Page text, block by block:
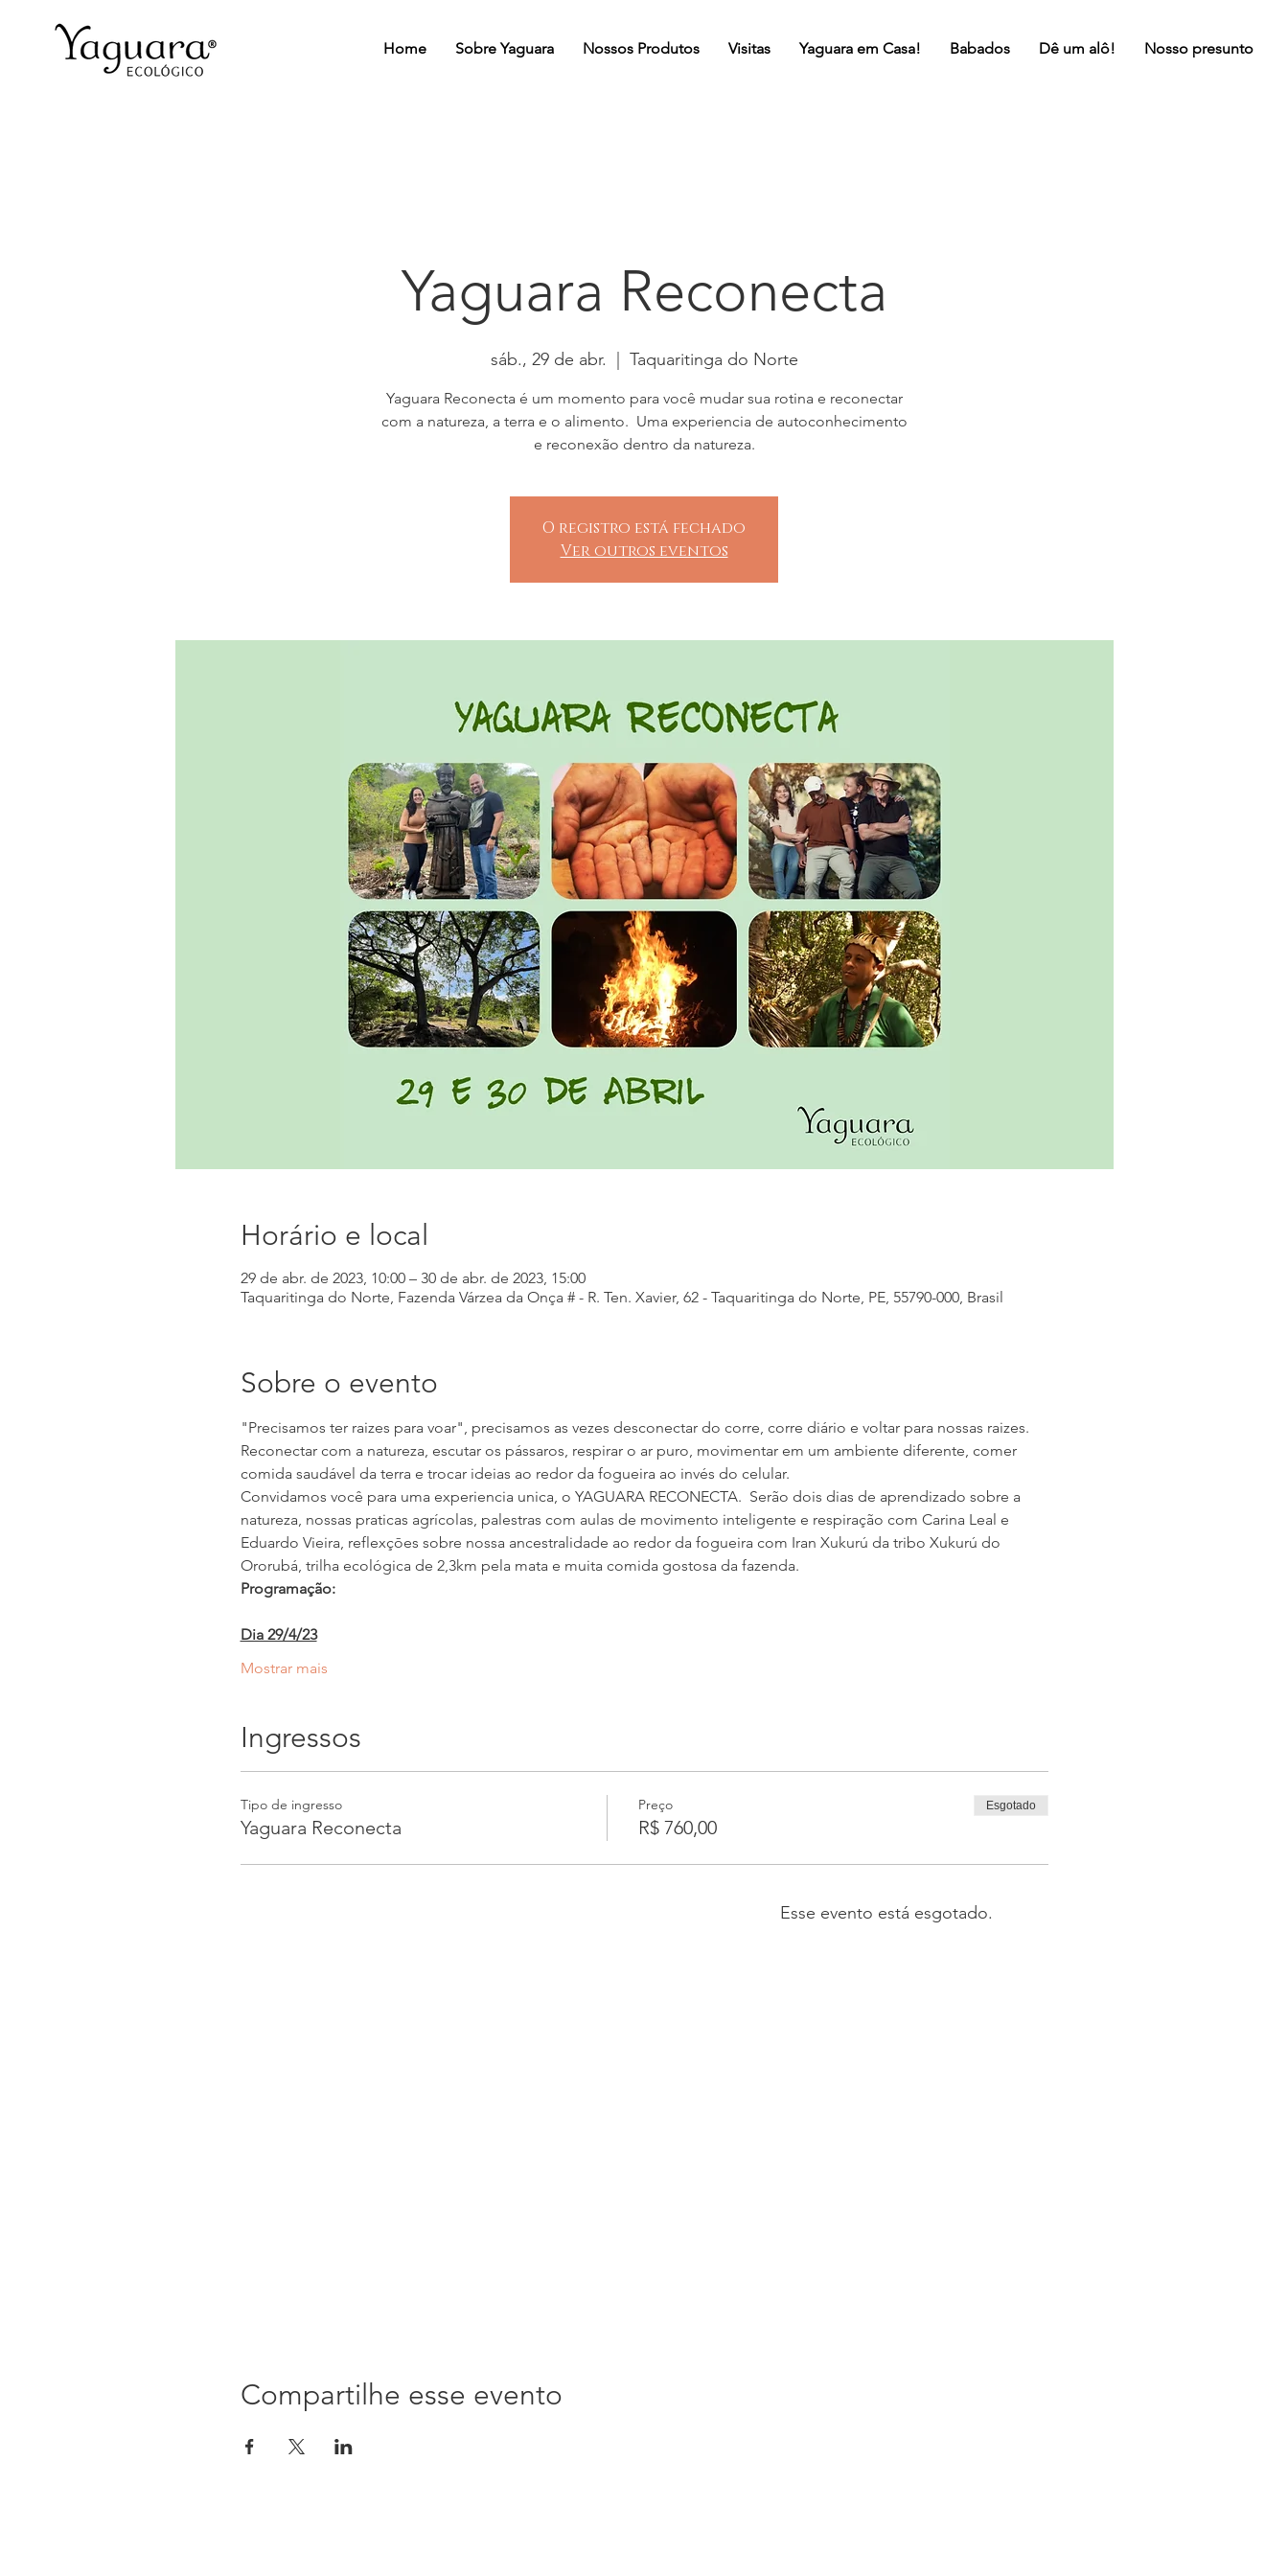
Home Sobre Yaguara Nossos Produtos Visitas Yaguara em Casa! Babados Dê um alô! Nosso presunto
Yaguara Reconecta
sáb., 29 de abr. Taquaritinga do Norte
Yaguara Reconecta é um momento para você mudar sua rotina e reconectar
com a natureza, a terra e o alimento. Uma experiencia de autoconhecimento
e reconexão dentro da natureza.​
O registro está fechado
Ver outros eventos
Horário e local
29 de abr. de 2023, 10:00 – 30 de abr. de 2023, 15:00
Taquaritinga do Norte, Fazenda Várzea da Onça # - R. Ten. Xavier, 62 - Taquaritinga do Norte, PE, 55790-000, Brasil
Sobre o evento
"Precisamos ter raizes para voar", precisamos as vezes desconectar do corre, corre diário e voltar para nossas raizes.
Reconectar com a natureza, escutar os pássaros, respirar o ar puro, movimentar em um ambiente diferente, comer
comida saudável da terra e trocar ideias ao redor da fogueira ao invés do celular.
Convidamos você para uma experiencia unica, o YAGUARA RECONECTA.  Serão dois dias de aprendizado sobre a
natureza, nossas praticas agrícolas, palestras com aulas de movimento inteligente e respiração com Carina Leal e
Eduardo Vieira, reflexçōes sobre nossa ancestralidade ao redor da fogueira com Iran Xukurú da tribo Xukurú do
Ororubá, trilha ecológica de 2,3km pela mata e muita comida gostosa da fazenda.
Programação:
Dia 29/4/23
Mostrar mais
Ingressos
Tipo de ingresso
Yaguara Reconecta
Preço
R$ 760,00
Esgotado
Esse evento está esgotado.
Compartilhe esse evento